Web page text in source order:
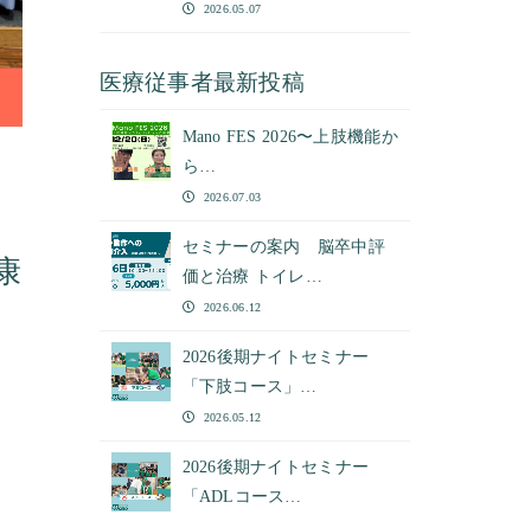
2026.05.07
医療従事者最新投稿
Mano FES 2026〜上肢機能か
ら…
2026.07.03
セミナーの案内 脳卒中評
価と治療 トイレ…
2026.06.12
2026後期ナイトセミナー
「下肢コース」…
2026.05.12
2026後期ナイトセミナー
「ADLコース…